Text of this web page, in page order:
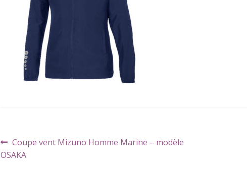
Navigation
de
Article
précédent :
Coupe vent Mizuno Homme Marine – modèle
OSAKA